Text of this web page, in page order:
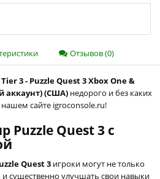
Отзывов (0)
3 - Puzzle Quest 3 Xbox One &
аккаунт) (США) недорого и без каких
сайте igroconsole.ru!
Puzzle Quest 3 с
Quest 3 игроки могут не только
существенно улучшать свои навыки